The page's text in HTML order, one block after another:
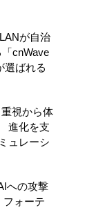
が自治
cnWave
選ばれる
視から体
進化を支
ュレーシ
への攻撃
ォーテ